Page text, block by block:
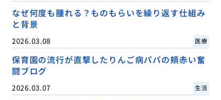
なぜ何度も腫れる？ものもらいを繰り返す仕組み
と背景
2026.03.08 医療
保育園の流行が直撃したりんご病パパの頬赤い奮
闘ブログ
2026.03.07 生活